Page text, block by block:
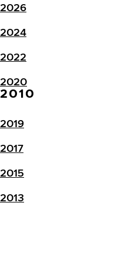
2026
2024
2022
2020
2010
2019
2017
2015
2013